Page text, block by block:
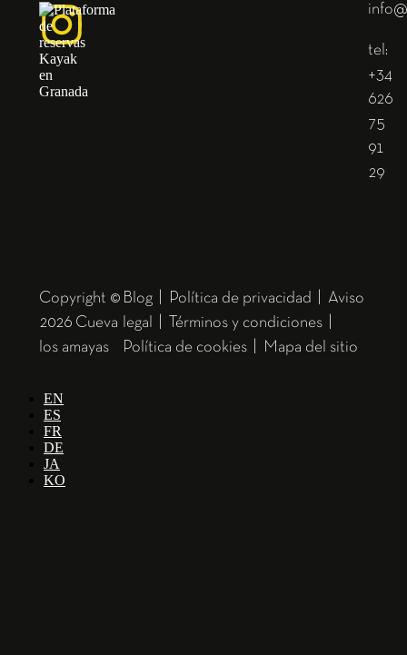
tel:
+34
626
75
91
29
Copyright ©
2026 Cueva
los amayas
Blog| Política de privacidad
Aviso
legal
Términos y condiciones|
Política de cookies| Mapa del sitio
EN
ES
FR
DE
JA
KO